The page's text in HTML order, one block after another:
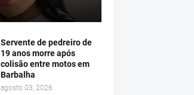
Servente de pedreiro de
19 anos morre após
colisão entre motos em
Barbalha
agosto 03, 2026